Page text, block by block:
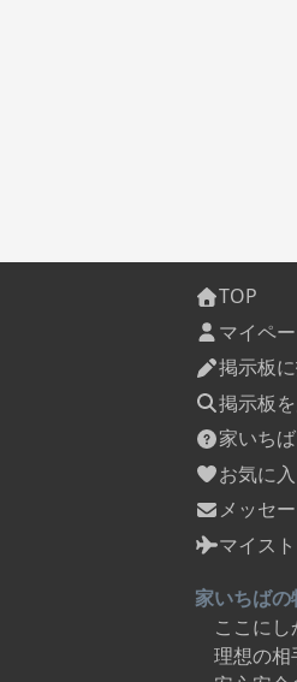
TOP
マイペ
掲示板
掲示板
家いち
お気に入
メッセ
マイス
家いちばの
ここに
理想の相